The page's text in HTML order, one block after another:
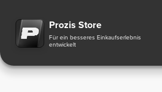
Prozis Store
Für ein besseres Einkaufserlebnis
entwickelt